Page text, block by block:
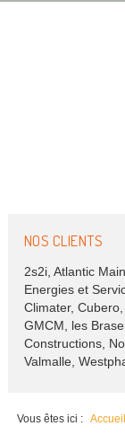
NOS CLIENTS
2s2i, Atlantic
Energies et
Climater,
GMCM, les
Constructions,
Valmalle,
Vous êtes ici : Accueil